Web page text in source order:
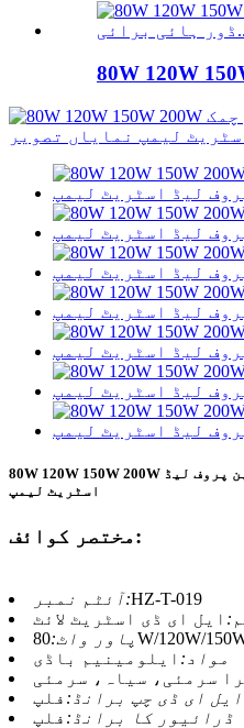
80W 120W 150W 200W نیا دیہی بیرونی اعلی چمک رین پروف لیڈ
اسٹریٹ لیمپ
مختصر کوائف:
آئٹم نمبر:HZ-T-019
ایل ای ڈی اسٹریٹ لائٹ
پاور واٹ: 80W/120W/
مواد: ایلومینیم باڈی
سرمئی، سیاہ، سرمئی
ایل ای ڈی چپ برانڈ: فلپ
ڈرائیور کا برانڈ: فلپ